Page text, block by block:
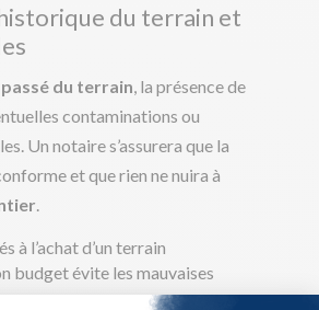
du terrain et
passé du terrain, la présence de
contaminations ou
Un notaire s’assurera que la
et que rien ne nuira à
.
à l’achat d’un terrain
budget évite les mauvaises
de planifier efficacement la